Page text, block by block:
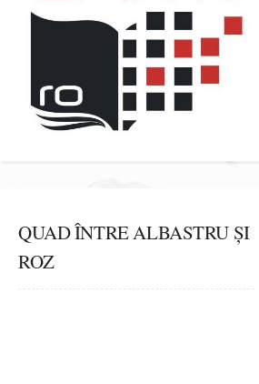
QUAD ÎNTRE ALBASTRU ȘI
ROZ